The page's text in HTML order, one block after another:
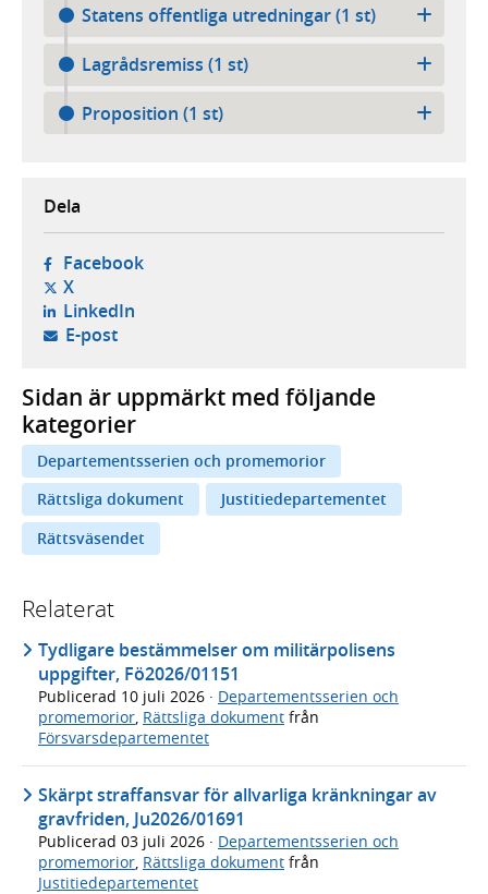
Statens offentliga utredningar (1 st)
Lagrådsremiss (1 st)
Proposition (1 st)
Dela
Facebook- öppnas i ny flik, extern webbplats,
X- öppnas i ny flik, extern webbplats,
LinkedIn- öppnas i ny flik, extern webbplats,
E-post- öppnar din e-postklient,
Sidan är uppmärkt med följande
kategorier
Departementsserien och promemorior
Rättsliga dokument
Justitiedepartementet
Rättsväsendet
Relaterat
Tydligare bestämmelser om militärpolisens
uppgifter, Fö2026/01151
Publicerad 10 juli 2026 · Departementsserien och
promemorior, Rättsliga dokument från
Försvarsdepartementet
Skärpt straffansvar för allvarliga kränkningar av
gravfriden, Ju2026/01691
Publicerad 03 juli 2026 · Departementsserien och
promemorior, Rättsliga dokument från
Justitiedepartementet